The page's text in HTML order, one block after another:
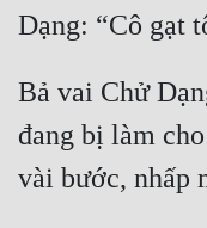
Dạng: “Cô gạt
Bả vai Chử
đang bị làm
vài bước, nhấp